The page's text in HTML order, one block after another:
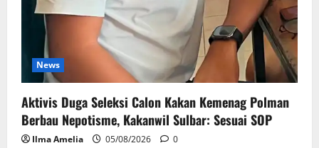
News
Aktivis Duga Seleksi Calon Kakan Kemenag Polman
Berbau Nepotisme, Kakanwil Sulbar: Sesuai SOP
Ilma Amelia 05/08/2026 0